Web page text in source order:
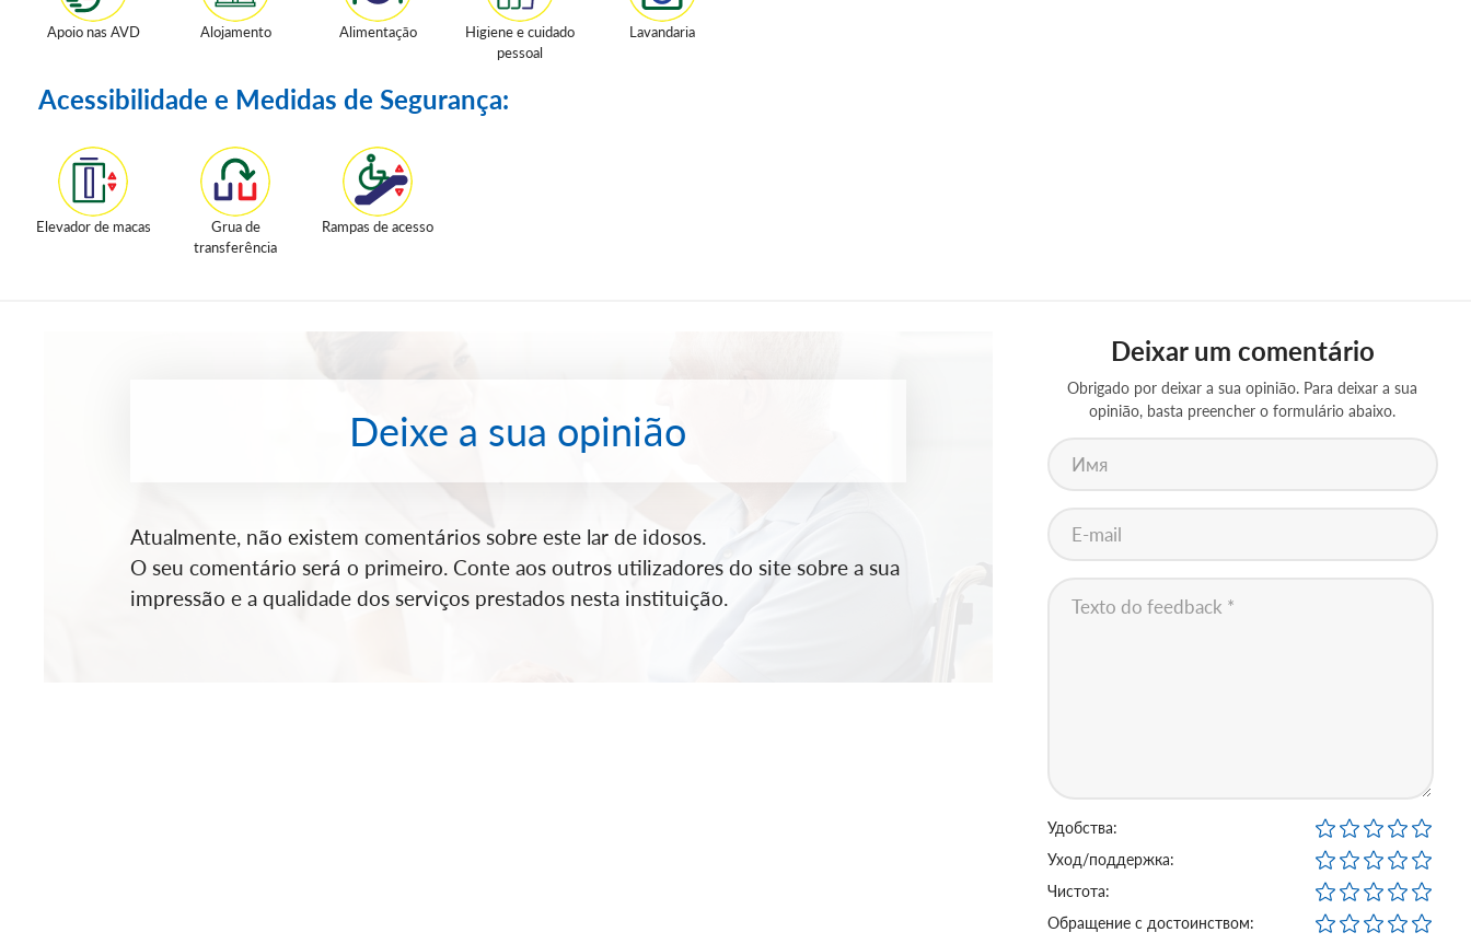
Apoio nas AVD Alojamento Alimentação
Higiene e cuidado
pessoal
Lavandaria
Acessibilidade e Medidas de Segurança:
Elevador de macas
Grua de
transferência
Rampas de acesso
Deixe a sua opinião
Atualmente, não existem comentários sobre este lar de idosos.
O seu comentário será o primeiro. Conte aos outros utilizadores do site sobre a sua
impressão e a qualidade dos serviços prestados nesta instituição.
Deixar um comentário
Obrigado por deixar a sua opinião. Para deixar a sua
opinião, basta preencher o formulário abaixo.
Удобства:
Уход/поддержка:
Чистота:
Обращение с достоинством: